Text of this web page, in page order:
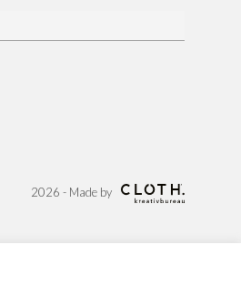
2026 - Made by